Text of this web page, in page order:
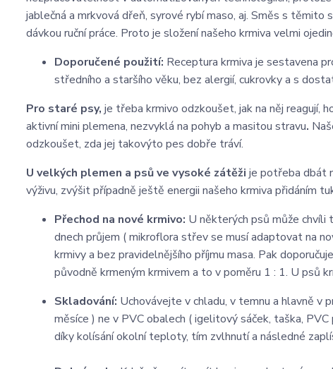
jablečná a mrkvová dřeň, syrové rybí maso, aj. Směs s
dávkou ruční práce. Proto je složení našeho krmiva velmi
Doporučené použití: Receptura krmiva je sestavena
středního a staršího věku, bez alergií, cukrovky a s
Pro staré psy, je třeba krmivo odzkoušet, jak na něj reagují,
aktivní mini plemena, nezvyklá na pohyb a masitou stravu.
odzkoušet, zda jej takovýto pes dobře tráví.
U velkých plemen a psů ve vysoké zátěži je potřeba dbát
výživu, zvýšit případně ještě energii našeho krmiva přidáním
Přechod na nové krmivo: U některých psů může chvíli
dnech průjem ( mikroflora střev se musí adaptovat na
krmivy a bez pravidelnějšího příjmu masa. Pak
původně krmeným krmivem a to v poměru 1 : 1. U psů
Skladování: Uchovávejte v chladu, v temnu a hlavně v
měsíce ) ne v PVC obalech ( igelitový sáček, taška,
díky kolísání okolní teploty, tím zvlhnutí a následné